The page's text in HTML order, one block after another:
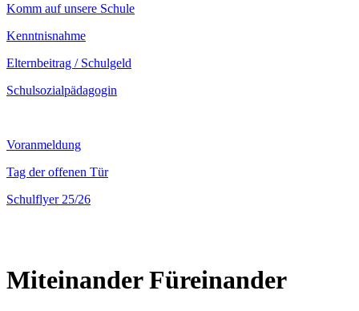
Komm auf unsere Schule
Kenntnisnahme
Elternbeitrag / Schulgeld
Schulsozialpädagogin
Voranmeldung
Tag der offenen Tür
Schulflyer 25/26
Miteinander Füreinander